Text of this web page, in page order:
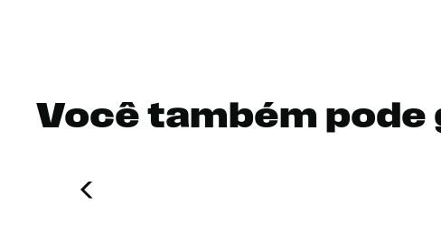
Você também pode